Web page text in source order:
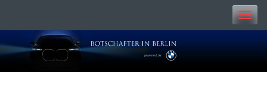
Toggle
BOTSCHAFTER IN